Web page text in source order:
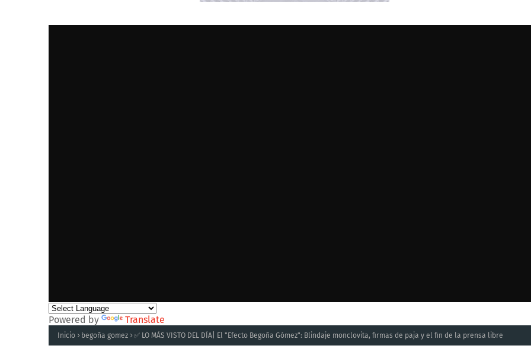
Powered by Translate
Inicio begoña gomez ✅ LO MÁS VISTO DEL DÍA| El "Efecto Begoña Gómez": Blindaje monclovita, firmas de paja y el fin de la prensa libre